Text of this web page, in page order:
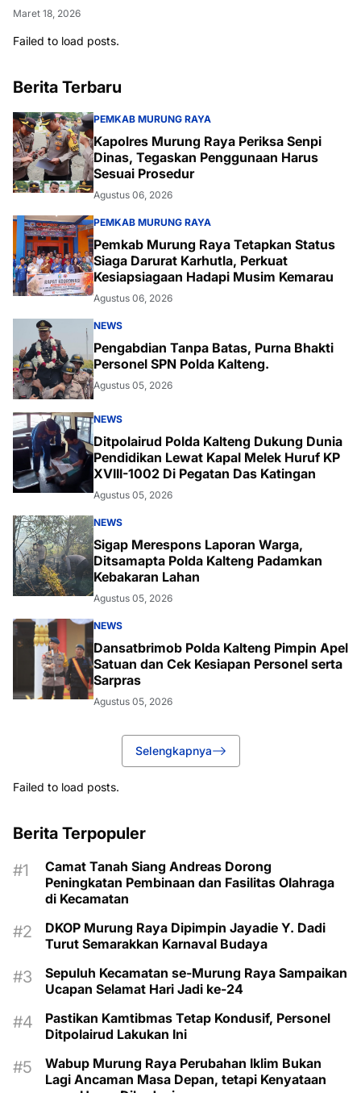
Maret 18, 2026
Failed to load posts.
Berita Terbaru
PEMKAB MURUNG RAYA
Kapolres Murung Raya Periksa Senpi
Dinas, Tegaskan Penggunaan Harus
Sesuai Prosedur
Agustus 06, 2026
PEMKAB MURUNG RAYA
Pemkab Murung Raya Tetapkan Status
Siaga Darurat Karhutla, Perkuat
Kesiapsiagaan Hadapi Musim Kemarau
Agustus 06, 2026
NEWS
Pengabdian Tanpa Batas, Purna Bhakti
Personel SPN Polda Kalteng.
Agustus 05, 2026
NEWS
Ditpolairud Polda Kalteng Dukung Dunia
Pendidikan Lewat Kapal Melek Huruf KP
XVIII-1002 Di Pegatan Das Katingan
Agustus 05, 2026
NEWS
Sigap Merespons Laporan Warga,
Ditsamapta Polda Kalteng Padamkan
Kebakaran Lahan
Agustus 05, 2026
NEWS
Dansatbrimob Polda Kalteng Pimpin Apel
Satuan dan Cek Kesiapan Personel serta
Sarpras
Agustus 05, 2026
Selengkapnya
Failed to load posts.
Berita Terpopuler
Camat Tanah Siang Andreas Dorong
Peningkatan Pembinaan dan Fasilitas Olahraga
di Kecamatan
DKOP Murung Raya Dipimpin Jayadie Y. Dadi
Turut Semarakkan Karnaval Budaya
Sepuluh Kecamatan se-Murung Raya Sampaikan
Ucapan Selamat Hari Jadi ke-24
Pastikan Kamtibmas Tetap Kondusif, Personel
Ditpolairud Lakukan Ini
Wabup Murung Raya Perubahan Iklim Bukan
Lagi Ancaman Masa Depan, tetapi Kenyataan